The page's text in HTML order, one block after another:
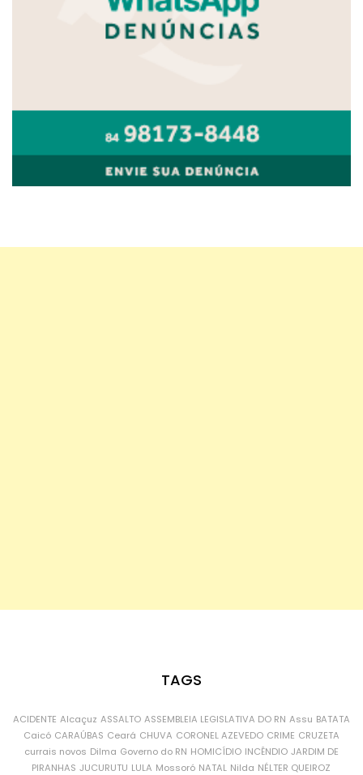
TAGS
ACIDENTE Alcaçuz ASSALTO ASSEMBLEIA LEGISLATIVA DO RN Assu BATATA
Caicó CARAÚBAS Ceará CHUVA CORONEL AZEVEDO CRIME CRUZETA
currais novos Dilma Governo do RN HOMICÍDIO INCÊNDIO JARDIM DE
PIRANHAS JUCURUTU LULA Mossoró NATAL Nilda NÉLTER QUEIROZ